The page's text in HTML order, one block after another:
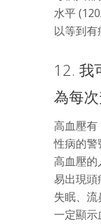
水平
以等到有
12. 我
為每
高血壓有
性病的警
高血壓的
易出現頭
失眠、
一定顯示